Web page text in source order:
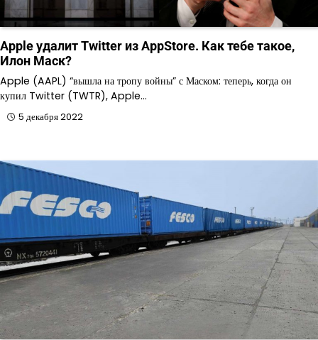
Apple удалит Twitter из AppStore. Как тебе такое,
Илон Маск?
Apple (AAPL) “вышла на тропу войны” с Маском: теперь, когда он
купил Twitter (TWTR), Apple…
5 декабря 2022